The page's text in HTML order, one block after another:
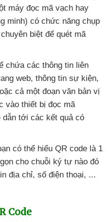
máy đọc mã vạch hay
minh) có chức năng chụp
biệt để quét mã
chứa các thông tin liên
web, thông tin sự kiện,
cả một đoạn văn bản vị
vào thiết bị đọc mã
dẫn tới các kết quả có
có thể hiểu QR code là 1
cho chuỗi ký tự nào đó
địa chỉ, số điện thoại, ...
Code